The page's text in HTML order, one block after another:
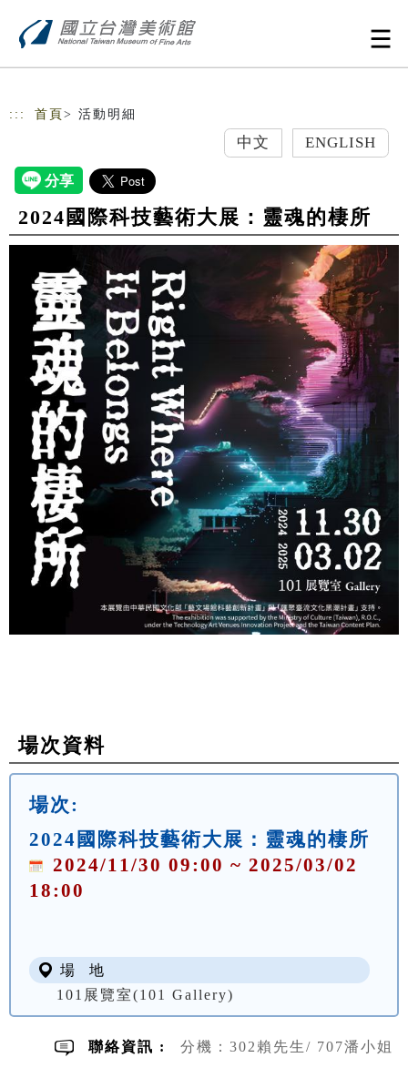
::: 首頁 > 活動明細
中文 ENGLISH
2024國際科技藝術大展：靈魂的棲所
場次資料
場次:
2024國際科技藝術大展：靈魂的棲所
2024/11/30 09:00 ~ 2025/03/02
18:00
場 地
101展覽室(101 Gallery)
聯絡資訊 : 分機：302賴先生/ 707潘小姐